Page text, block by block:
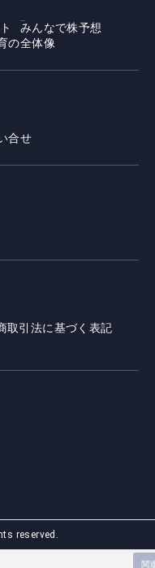
関
みんなで株予想
の全体像
合せ
取引法に基づく表記
reserved.